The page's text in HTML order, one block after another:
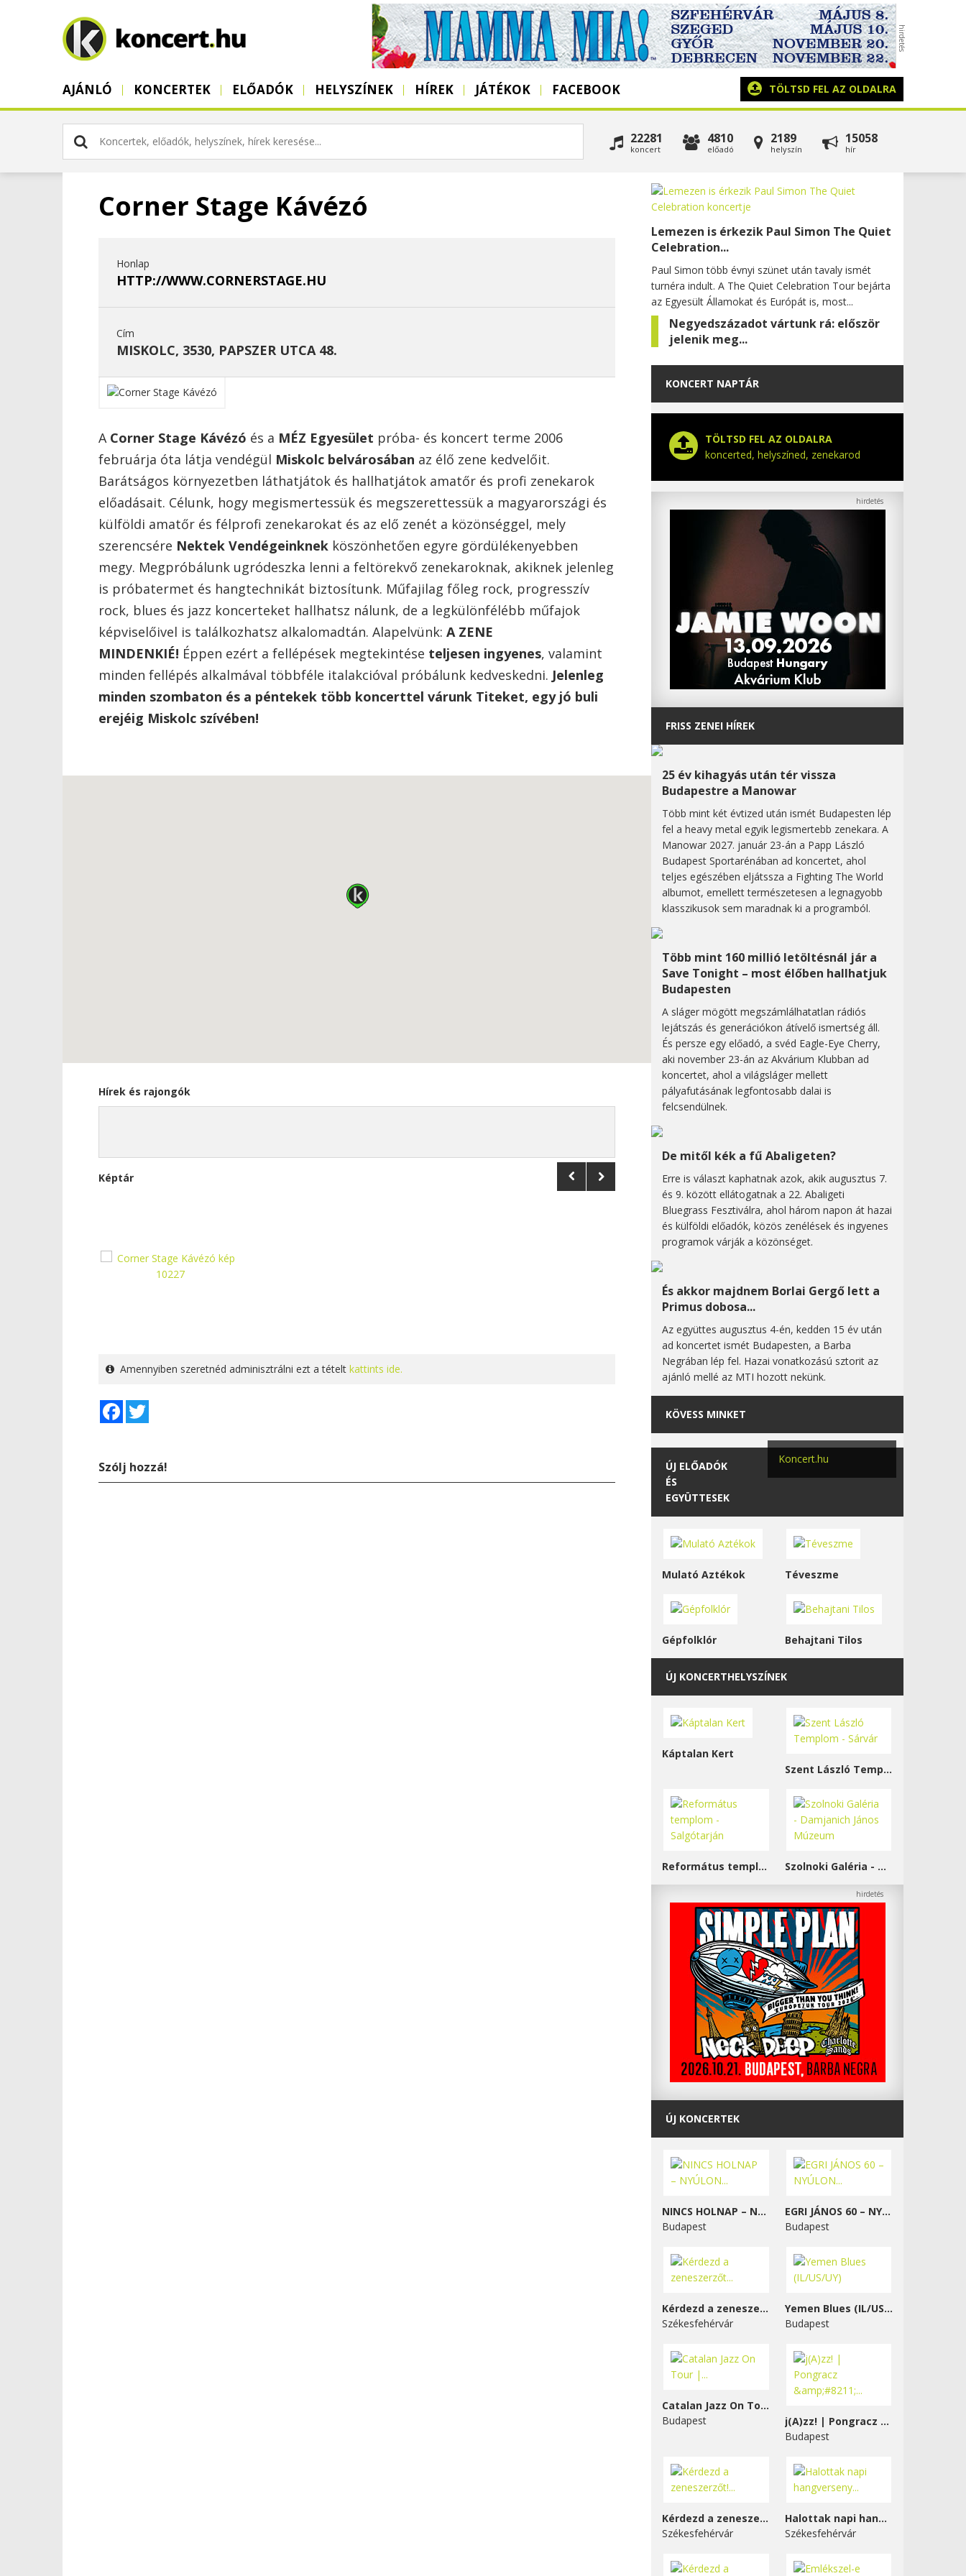
AJÁNLÓ KONCERTEK ELŐADÓK HELYSZÍNEK HÍREK JÁTÉKOK FACEBOOK TÖLTSD FEL AZ OLDALRA
22281
koncert
4810
előadó
2189
helyszín
15058
hír
Corner Stage Kávézó
Honlap
HTTP://WWW.CORNERSTAGE.HU
Cím
MISKOLC, 3530, PAPSZER UTCA 48.
A Corner Stage Kávézó és a MÉZ Egyesület próba- és koncert terme 2006
februárja óta látja vendégül Miskolc belvárosában az élő zene kedvelőit.
Barátságos környezetben láthatjátok és hallhatjátok amatőr és profi zenekarok
előadásait. Célunk, hogy megismertessük és megszerettessük a magyarországi és
külföldi amatőr és félprofi zenekarokat és az elő zenét a közönséggel, mely
szerencsére Nektek Vendégeinknek köszönhetően egyre gördülékenyebben
megy. Megpróbálunk ugródeszka lenni a feltörekvő zenekaroknak, akiknek jelenleg
is próbatermet és hangtechnikát biztosítunk. Műfajilag főleg rock, progresszív
rock, blues és jazz koncerteket hallhatsz nálunk, de a legkülönfélébb műfajok
képviselőivel is találkozhatsz alkalomadtán. Alapelvünk: A ZENE
MINDENKIÉ! Éppen ezért a fellépések megtekintése teljesen ingyenes, valamint
minden fellépés alkalmával többféle italakcióval próbálunk kedveskedni. Jelenleg
minden szombaton és a péntekek több koncerttel várunk Titeket, egy jó buli
erejéig Miskolc szívében!
Hírek és rajongók
Képtár
Amennyiben szeretnéd adminisztrálni ezt a tételt kattints ide.
Facebook
Szólj hozzá!
Lemezen is érkezik Paul Simon The Quiet
Celebration...
Paul Simon több évnyi szünet után tavaly ismét
turnéra indult. A The Quiet Celebration Tour bejárta
az Egyesült Államokat és Európát is, most...
Negyedszázadot vártunk rá: először
jelenik meg...
KONCERT NAPTÁR
TÖLTSD FEL AZ OLDALRA
koncerted, helyszíned, zenekarod
FRISS ZENEI HÍREK
25 év kihagyás után tér vissza
Budapestre a Manowar
Több mint két évtized után ismét Budapesten lép
fel a heavy metal egyik legismertebb zenekara. A
Manowar 2027. január 23-án a Papp László
Budapest Sportarénában ad koncertet, ahol
teljes egészében eljátssza a Fighting The World
albumot, emellett természetesen a legnagyobb
klasszikusok sem maradnak ki a programból.
Több mint 160 millió letöltésnál jár a
Save Tonight – most élőben hallhatjuk
Budapesten
A sláger mögött megszámlálhatatlan rádiós
lejátszás és generációkon átívelő ismertség áll.
És persze egy előadó, a svéd Eagle-Eye Cherry,
aki november 23-án az Akvárium Klubban ad
koncertet, ahol a világsláger mellett
pályafutásának legfontosabb dalai is
felcsendülnek.
De mitől kék a fű Abaligeten?
Erre is választ kaphatnak azok, akik augusztus 7.
és 9. között ellátogatnak a 22. Abaligeti
Bluegrass Fesztiválra, ahol három napon át hazai
és külföldi előadók, közös zenélések és ingyenes
programok várják a közönséget.
És akkor majdnem Borlai Gergő lett a
Primus dobosa...
Az együttes augusztus 4-én, kedden 15 év után
ad koncertet ismét Budapesten, a Barba
Negrában lép fel. Hazai vonatkozású sztorit az
ajánló mellé az MTI hozott nekünk.
KÖVESS MINKET
Koncert.hu
ÚJ ELŐADÓK
ÉS
EGYÜTTESEK
Mulató Aztékok Téveszme
Gépfolklór Behajtani Tilos
ÚJ KONCERTHELYSZÍNEK
Káptalan Kert
Szent László Templom - Sárvár
Református templom - Salgótarján Szolnoki Galéria - Damjanich János Múzeum
ÚJ KONCERTEK
NINCS HOLNAP – NYÚLON...
Budapest
EGRI JÁNOS 60 – NYÚLON...
Budapest
Kérdezd a zeneszerzőt...
Székesfehérvár
Yemen Blues (IL/US/UY)
Budapest
Catalan Jazz On Tour |...
Budapest
j(A)zz! | Pongracz &#8211;...
Budapest
Kérdezd a zeneszerzőt!...
Székesfehérvár
Halottak napi hangverseny...
Székesfehérvár